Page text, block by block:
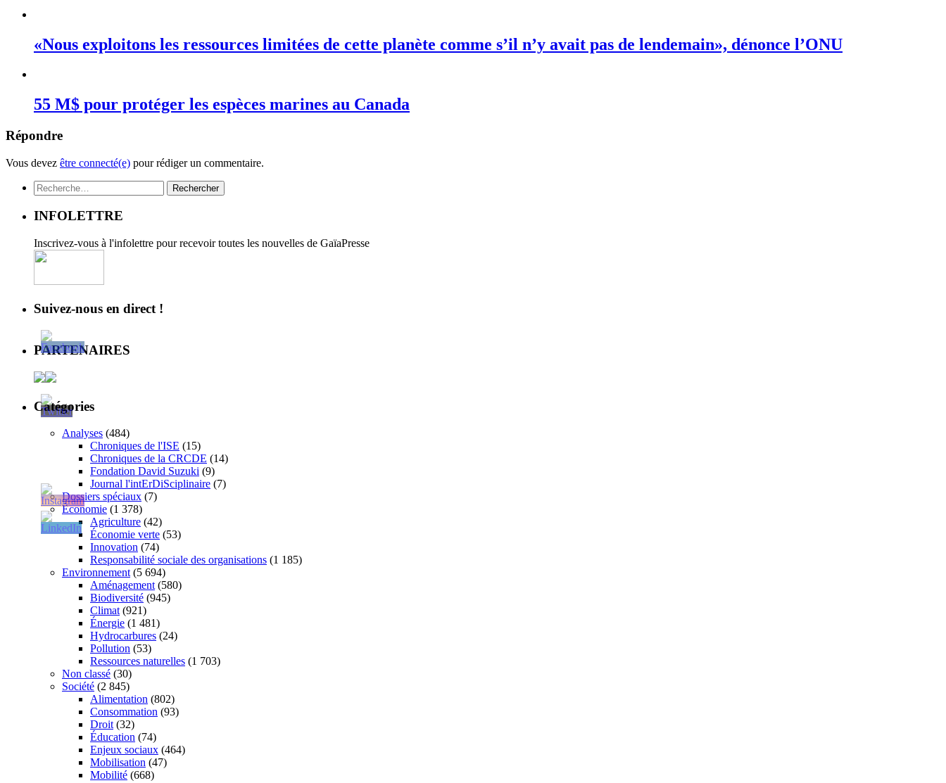
«Nous exploitons les ressources limitées de cette planète comme s’il n’y avait pas de lendemain», dénonce l’ONU
55 M$ pour protéger les espèces marines au Canada
Répondre
Vous devez être connecté(e) pour rédiger un commentaire.
Rechercher :
INFOLETTRE
Inscrivez-vous à l'infolettre pour recevoir toutes les nouvelles de GaïaPresse
Suivez-nous en direct !
PARTENAIRES
Catégories
Analyses (484)
Chroniques de l'ISE (15)
Chroniques de la CRCDE (14)
Fondation David Suzuki (9)
Journal l'intErDiSciplinaire (7)
Dossiers spéciaux (7)
Économie (1 378)
Agriculture (42)
Économie verte (53)
Innovation (74)
Responsabilité sociale des organisations (1 185)
Environnement(5 694)
Aménagement(580)
Biodiversité (945)
Climat(921)
Énergie (1 481)
Hydrocarbures (24)
Pollution (53)
Ressources naturelles (1 703)
Non classé (30)
Société (2 845)
Alimentation (802)
Consommation (93)
Droit(32)
Éducation (74)
Enjeux sociaux (464)
Mobilisation (47)
Mobilité (668)